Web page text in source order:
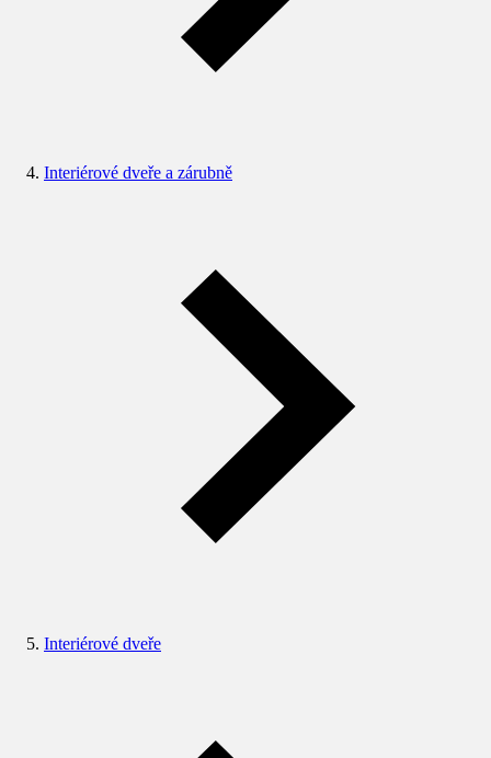
Interiérové dveře a zárubně
Interiérové dveře